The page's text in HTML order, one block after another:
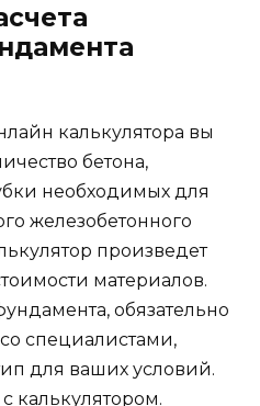
калькулятора вы
бетона,
необходимых для
железобетонного
произведет
материалов.
обязательно
специалистами,
для ваших условий.
калькулятором.